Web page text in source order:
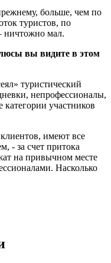
больше, чем по
туристов, по
ничтожно мал.
вы видите в этом
туристический
непрофессионалы,
участников
имеют все
- за счет притока
на привычном месте
Насколько